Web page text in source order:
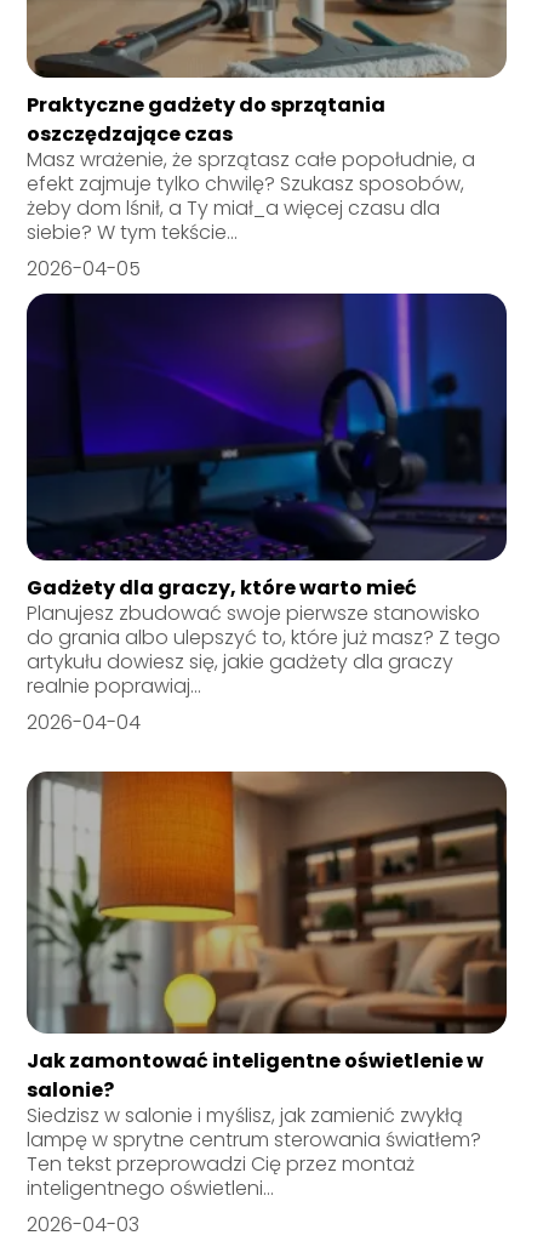
Praktyczne gadżety do sprzątania
oszczędzające czas
Masz wrażenie, że sprzątasz całe popołudnie, a
efekt zajmuje tylko chwilę? Szukasz sposobów,
żeby dom lśnił, a Ty miał_a więcej czasu dla
siebie? W tym tekście...
2026-04-05
Gadżety dla graczy, które warto mieć
Planujesz zbudować swoje pierwsze stanowisko
do grania albo ulepszyć to, które już masz? Z tego
artykułu dowiesz się, jakie gadżety dla graczy
realnie poprawiaj...
2026-04-04
Jak zamontować inteligentne oświetlenie w
salonie?
Siedzisz w salonie i myślisz, jak zamienić zwykłą
lampę w sprytne centrum sterowania światłem?
Ten tekst przeprowadzi Cię przez montaż
inteligentnego oświetleni...
2026-04-03